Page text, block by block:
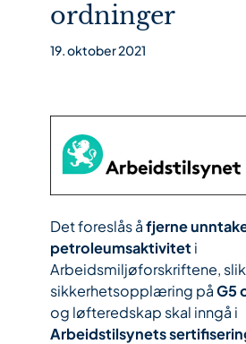
ordninger
19. oktober 2021
Det foreslås åfjerne
petroleumsaktivitet i
Arbeidsmiljøforskriftene,
sikkerhetsopplæring påG5
og løfteredskap skal inngå i
Arbeidstilsynets